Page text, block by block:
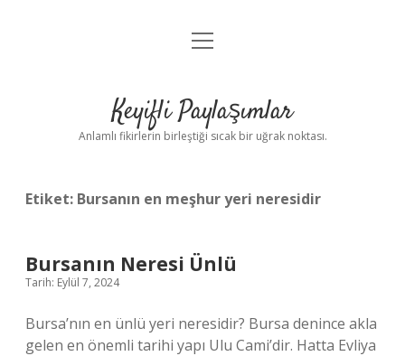
Anasayfa
Yasal Uyarı
menüyü
Keyifli Paylaşımlar
Anlamlı fikirlerin birleştiği sıcak bir uğrak noktası.
Etiket: Bursanın en meşhur yeri neresidir
Bursanın Neresi Ünlü
Tarih: Eylül 7, 2024
Bursa’nın en ünlü yeri neresidir? Bursa denince akla
gelen en önemli tarihi yapı Ulu Cami’dir. Hatta Evliya